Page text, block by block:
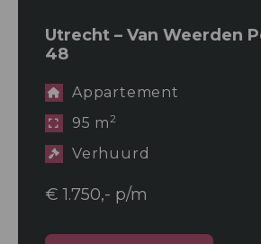
Utrecht – Van Weerden
48
Appartement
95 m2
Verhuurd
€ 1.750,- p/m